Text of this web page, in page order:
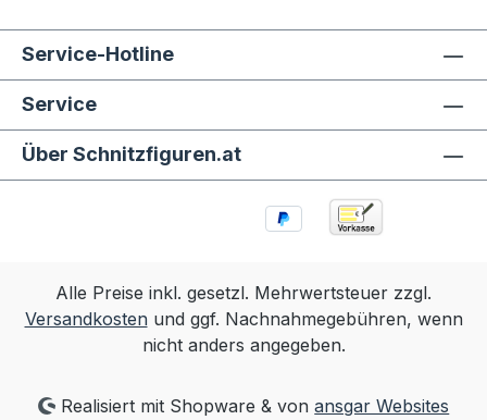
Service-Hotline
Service
Über Schnitzfiguren.at
Alle Preise inkl. gesetzl. Mehrwertsteuer zzgl.
Versandkostenund ggf. Nachnahmegebühren, wenn
nicht anders angegeben.
Realisiert mit Shopware & vonansgar Websites